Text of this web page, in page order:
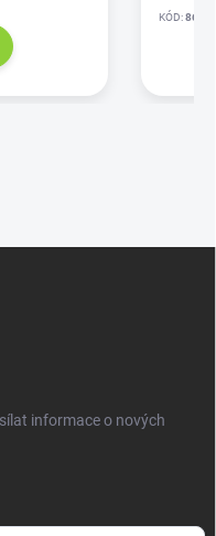
KÓD:
informace o nových